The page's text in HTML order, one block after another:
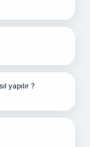
yapılır ?